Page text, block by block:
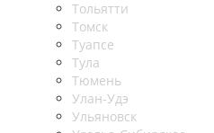
Тольятти
Томск
Туапсе
Тула
Тюмень
Улан-Удэ
Ульяновск